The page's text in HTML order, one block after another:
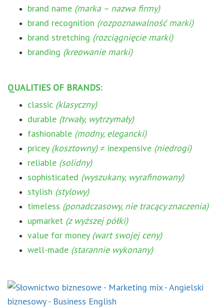
brand name (marka – nazwa firmy)
brand recognition (rozpoznawalność marki)
brand stretching (rozciągnięcie marki)
branding (kreowanie marki)
QUALITIES OF BRANDS:
classic (klasyczny)
durable (trwały, wytrzymały)
fashionable (modny, elegancki)
pricey (kosztowny)≠ inexpensive (niedrogi)
reliable (solidny)
sophisticated (wyszukany, wyrafinowany)
stylish (stylowy)
timeless (ponadczasowy, nie tracący znaczenia)
upmarket (z wyższej półki)
value for money (wart swojej ceny)
well-made (starannie wykonany)